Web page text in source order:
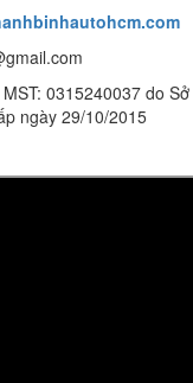
0315240037 do
ngày 29/10/2015